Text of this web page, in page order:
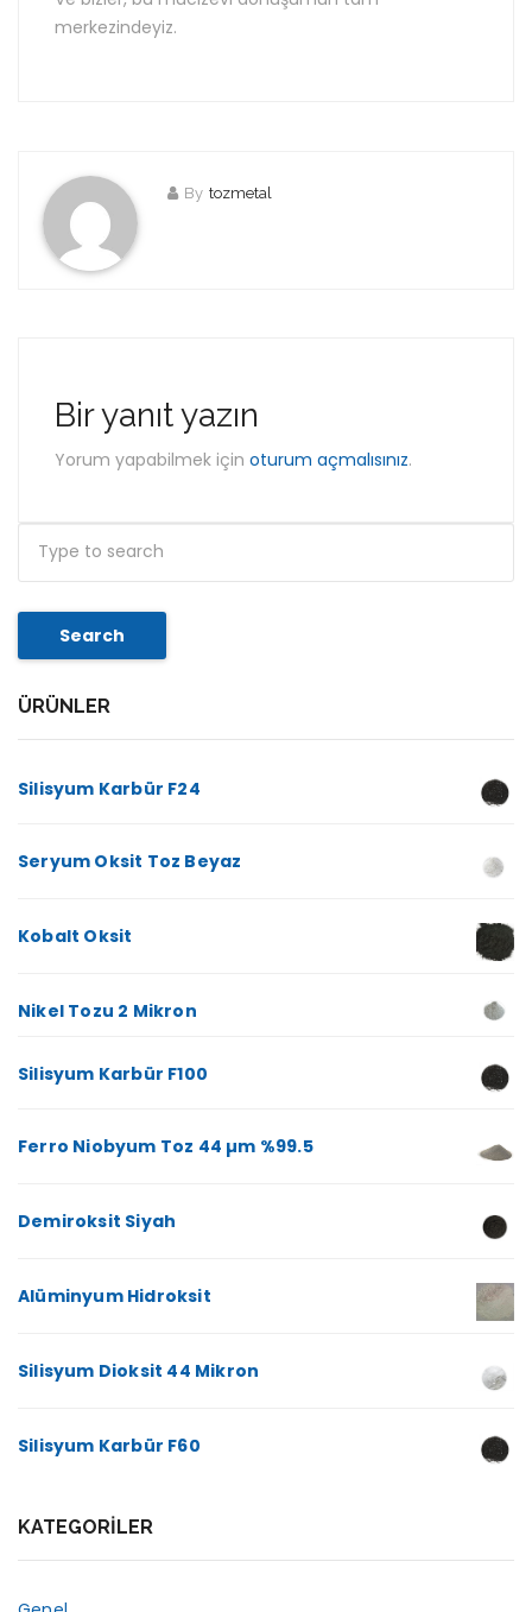
merkezindeyiz.
By tozmetal
Bir yanıt yazın
Yorum yapabilmek için oturum açmalısınız.
Search
ÜRÜNLER
Silisyum Karbür F24
Seryum Oksit Toz Beyaz
Kobalt Oksit
Nikel Tozu 2 Mikron
Silisyum Karbür F100
Ferro Niobyum Toz 44 µm %99.5
Demiroksit Siyah
Alüminyum Hidroksit
Silisyum Dioksit 44 Mikron
Silisyum Karbür F60
KATEGORILER